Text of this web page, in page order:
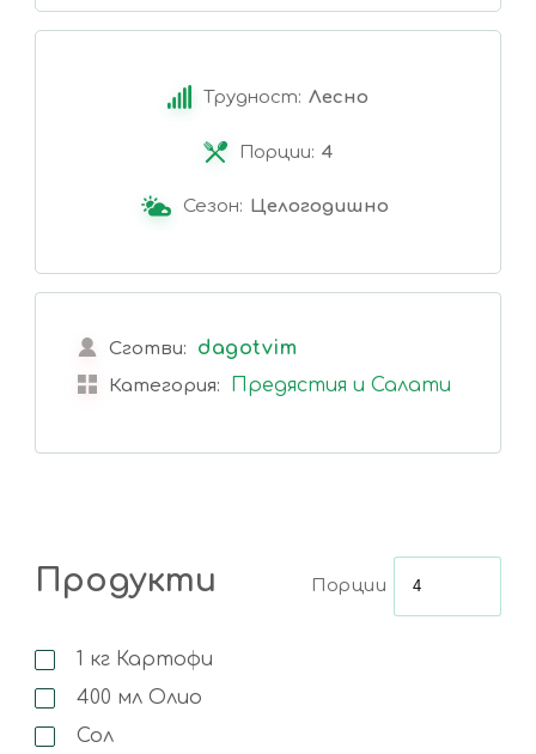
Трудност: Лесно
Порции: 4
Сезон: Целогодишно
Сготви: dagotvim
Категория: Предястия и Салати
Продукти Порции
1 кг Картофи
400 мл Олио
Сол